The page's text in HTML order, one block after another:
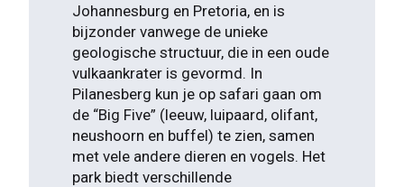
Johannesburg en Pretoria, en is
bijzonder vanwege de unieke
geologische structuur, die in een oude
vulkaankrater is gevormd. In
Pilanesberg kun je op safari gaan om
de “Big Five” (leeuw, luipaard, olifant,
neushoorn en buffel) te zien, samen
met vele andere dieren en vogels. Het
park biedt verschillende